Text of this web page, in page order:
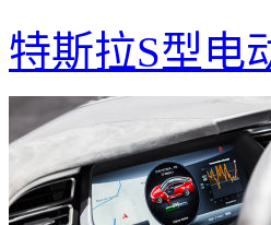
特斯拉S型电